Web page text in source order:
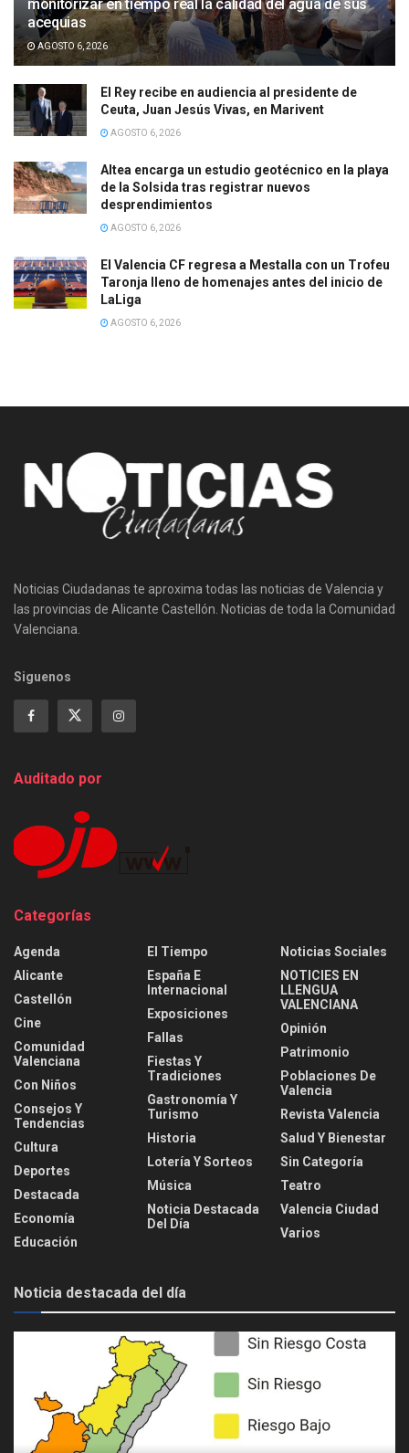
monitorizar en tiempo real la calidad del agua de sus
acequias
AGOSTO 6, 2026
El Rey recibe en audiencia al presidente de
Ceuta, Juan Jesús Vivas, en Marivent
AGOSTO 6, 2026
Altea encarga un estudio geotécnico en la playa
de la Solsida tras registrar nuevos
desprendimientos
AGOSTO 6, 2026
El Valencia CF regresa a Mestalla con un Trofeu
Taronja lleno de homenajes antes del inicio de
LaLiga
AGOSTO 6, 2026
Noticias Ciudadanas te aproxima todas las noticias de Valencia y
las provincias de Alicante Castellón. Noticias de toda la Comunidad
Valenciana.
Siguenos
Auditado por
Categorías
Agenda
Alicante
Castellón
Cine
Comunidad
Valenciana
Con Niños
Consejos Y
Tendencias
Cultura
Deportes
Destacada
Economía
Educación
El Tiempo
España E
Internacional
Exposiciones
Fallas
Fiestas Y
Tradiciones
Gastronomía Y
Turismo
Historia
Lotería Y Sorteos
Música
Noticia Destacada
Del Día
Noticias Sociales
NOTICIES EN
LLENGUA
VALENCIANA
Opinión
Patrimonio
Poblaciones De
Valencia
Revista Valencia
Salud Y Bienestar
Sin Categoría
Teatro
Valencia Ciudad
Varios
Noticia destacada del día